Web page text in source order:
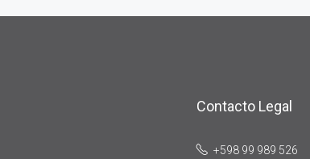
Contacto Legal
+598 99 989 526